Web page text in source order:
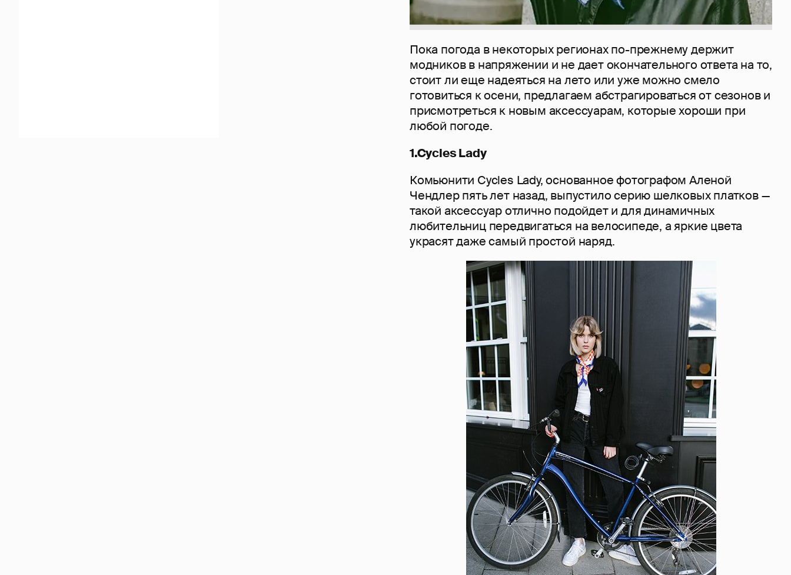
Пока погода в некоторых регионах по-прежнему держит
модников в напряжении и не дает окончательного ответа на то,
стоит ли еще надеяться на лето или уже можно смело
готовиться к осени, предлагаем абстрагироваться от сезонов и
присмотреться к новым аксессуарам, которые хороши при
любой погоде.
1.Cycles Lady
Комьюнити Cycles Lady, основанное фотографом Аленой
Чендлер пять лет назад, выпустило серию шелковых платков —
такой аксессуар отлично подойдет и для динамичных
любительниц передвигаться на велосипеде, а яркие цвета
украсят даже самый простой наряд.